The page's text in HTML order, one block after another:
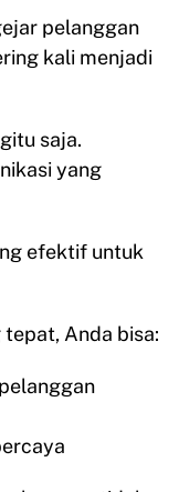
pelanggan
kali menjadi
saja.
yang
efektif untuk
Anda bisa: